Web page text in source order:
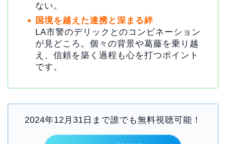
ない。
国境を越えた連携と深まる絆
LA市警のデリックとのコンビネーション
が見どころ。個々の背景や葛藤を乗り越
え、信頼を築く過程も心を打つポイント
です。
2024年12月31日まで誰でも無料視聴可能！